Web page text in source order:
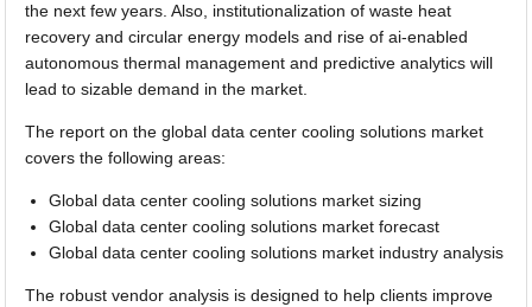
the next few years. Also, institutionalization of waste heat
recovery and circular energy models and rise of ai-enabled
autonomous thermal management and predictive analytics will
lead to sizable demand in the market.
The report on the global data center cooling solutions market
covers the following areas:
Global data center cooling solutions market sizing
Global data center cooling solutions market forecast
Global data center cooling solutions market industry analysis
The robust vendor analysis is designed to help clients improve